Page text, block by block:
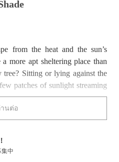
from the heat and the sun’s
more apt sheltering place than
tree? Sitting or lying against the
patches of sunlight streaming
the grass beneath your feet. In
(木漏れ日, lit. “sunlight
refers specifically to light
komorebi casts patches of
face and dances across it,
นต่อ
集中